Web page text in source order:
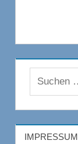
IMPRESSUM